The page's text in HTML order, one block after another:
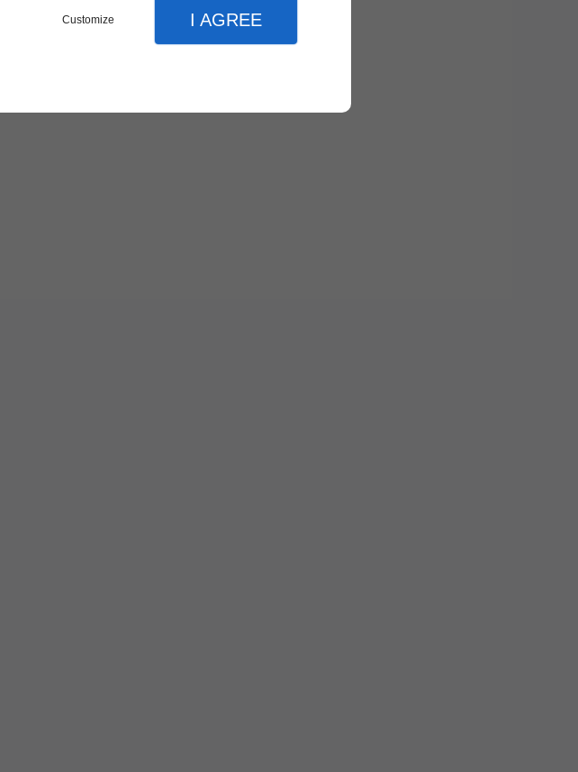
Customize I AGREE